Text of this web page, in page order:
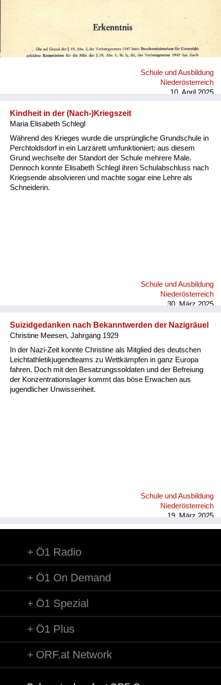
Schule und Ausbildung
Niederösterreich
10. April 2025
Kindheit in der (Nach-)Kriegszeit
Maria Elisabeth Schlegl
Während des Krieges wurde die ursprüngliche Grundschule in
Perchtoldsdorf in ein Larzarett umfunktioniert; aus diesem
Grund wechselte der Standort der Schule mehrere Male.
Dennoch konnte Elisabeth Schlegl ihren Schulabschluss nach
Kriegsende absolvieren und machte sogar eine Lehre als
Schneiderin.
Schule und Ausbildung
Niederösterreich
30. März 2025
Suizidgedanken nach Bekanntwerden der Nazigräuel
Christine Meesen, Jahrgang 1929
In der Nazi-Zeit konnte Christine als Mitglied des deutschen
Leichtathletikjugendteams zu Wettkämpfen in ganz Europa
fahren. Doch mit den Besatzungssoldaten und der Befreiung
der Konzentrationslager kommt das böse Erwachen aus
jugendlicher Unwissenheit.
Schule und Ausbildung
Niederösterreich
19. März 2025
Ö1 Radio
Ö1 On Demand
Ö1 Spezial
Ö1 Plus
ORF.at Network